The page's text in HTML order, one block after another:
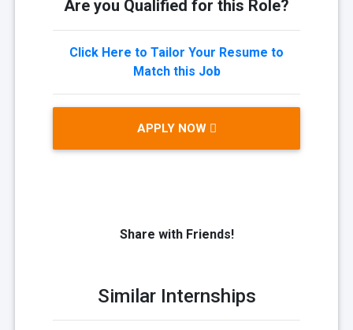
Are you Qualified for this Role?
Click Here to Tailor Your Resume to
Match this Job
APPLY NOW
Share with Friends!
Similar Internships